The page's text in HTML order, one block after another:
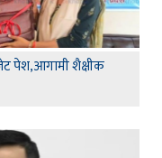
पेश,आगामी शैक्षीक